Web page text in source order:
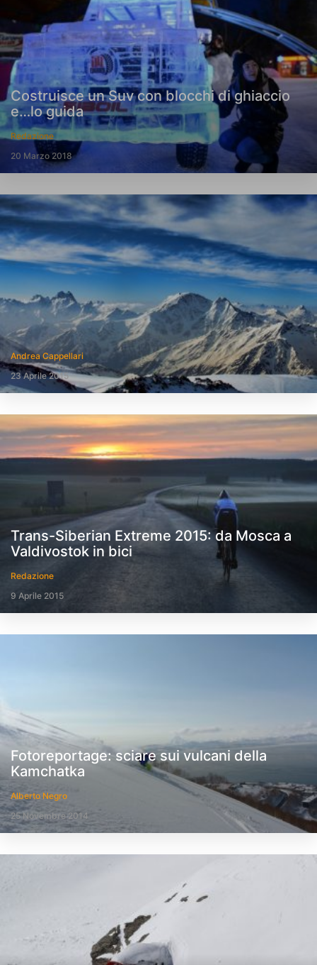
Costruisce un Suv con blocchi di ghiaccio
e…lo guida
Redazione
20 Marzo 2018
Andrea Cappellari
23 Aprile 2015
Trans-Siberian Extreme 2015: da Mosca a
Valdivostok in bici
Redazione
9 Aprile 2015
Fotoreportage: sciare sui vulcani della
Kamchatka
Alberto Negro
25 Novembre 2014